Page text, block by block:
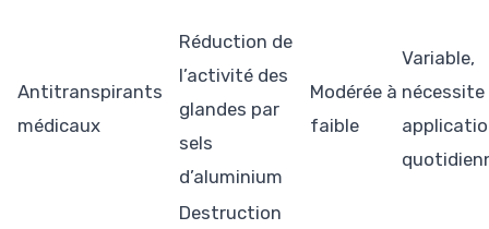
Antitranspirants
médicaux
Réduction de
l’activité des
glandes par
sels
d’aluminium
Modérée à
faible
Variable,
nécessite
Destruction